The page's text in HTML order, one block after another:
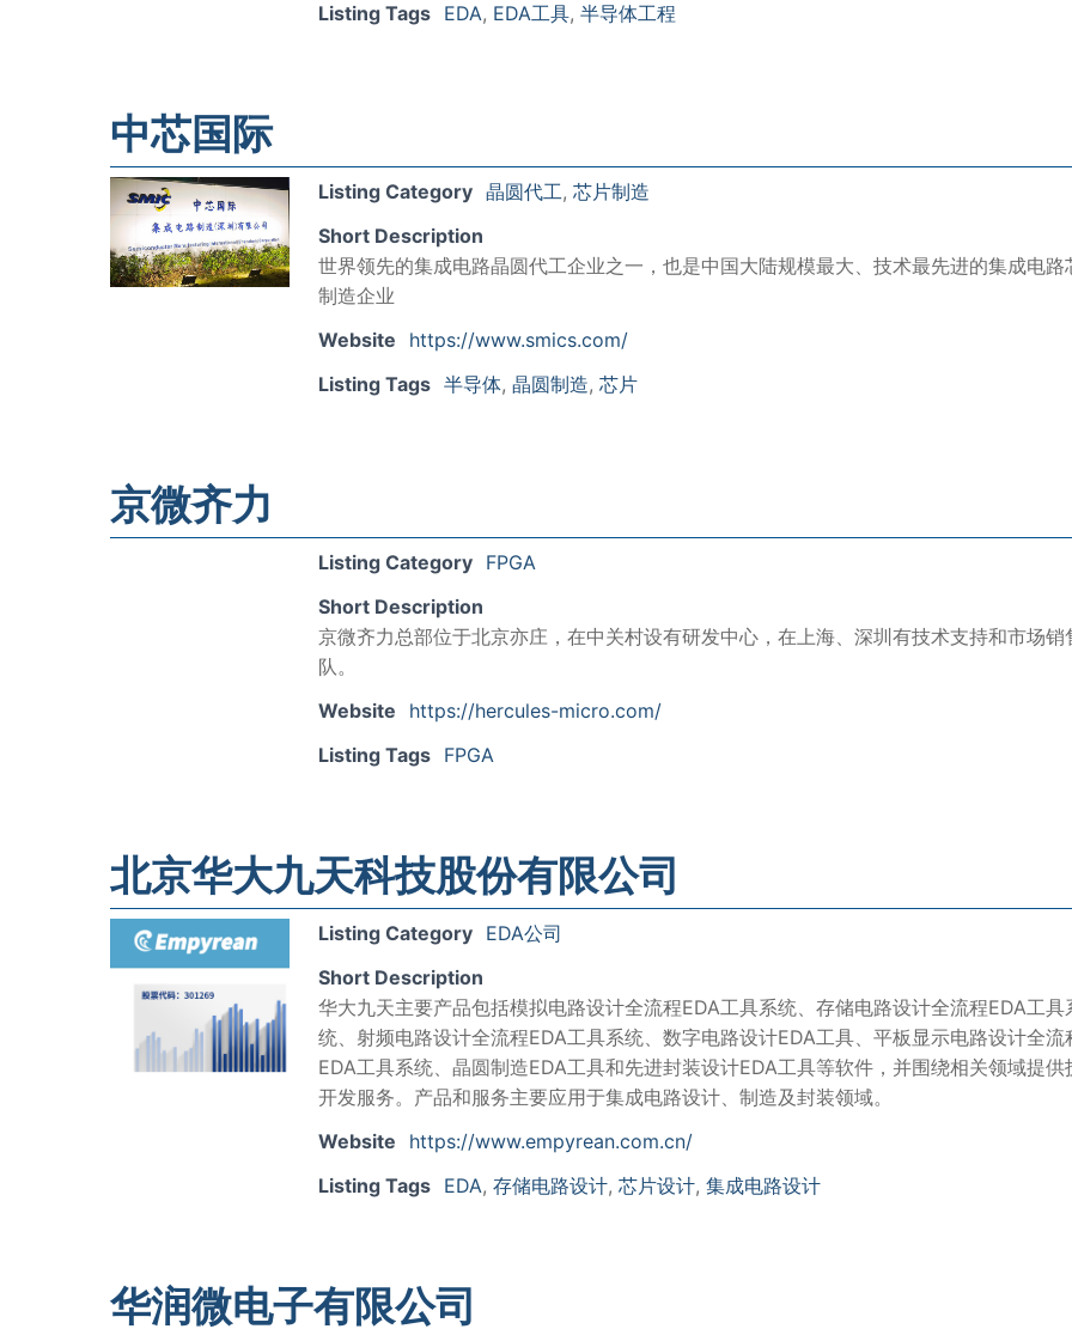
Listing Tags EDA, EDA工具, 半导体工程
中芯国际
Listing Category 晶圆代工, 芯片制造
Short Description
世界领先的集成电路晶圆代工企业之一，也是中国大陆规模最大、技术最先进的集成电路
制造企业
Website
https://www.smics.com/
Listing Tags 半导体, 晶圆制造, 芯片
京微齐力
Listing Category FPGA
Short Description
京微齐力总部位于北京亦庄，在中关村设有研发中心，在上海、深圳有技术支持和市场销
队。
Website
https://hercules-micro.com/
Listing Tags FPGA
北京华大九天科技股份有限公司
Listing Category EDA公司
Short Description
华大九天主要产品包括模拟电路设计全流程EDA工具系统、存储电路设计全流程EDA工具
统、射频电路设计全流程EDA工具系统、数字电路设计EDA工具、平板显示电路设计全流
EDA工具系统、晶圆制造EDA工具和先进封装设计EDA工具等软件，并围绕相关领域提供
开发服务。产品和服务主要应用于集成电路设计、制造及封装领域。
Website
https://www.empyrean.com.cn/
Listing Tags EDA, 存储电路设计, 芯片设计, 集成电路设计
华润微电子有限公司